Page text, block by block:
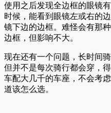
使用之后发现全边框的眼镜
时候，能看到眼镜左或右的
镜下边的边框。难怪会有那
边框，但影响不大。
现在还有一个问题，长时间
但并不是每次骑行都会穿，
车配大几千的车座，不会考
道该怎么选。